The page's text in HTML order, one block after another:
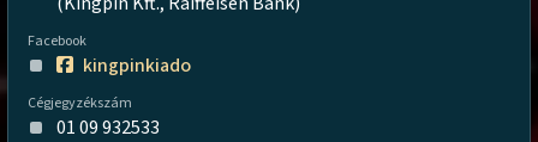
Facebook
kingpinkiado
Cégjegyzékszám
01 09 932533